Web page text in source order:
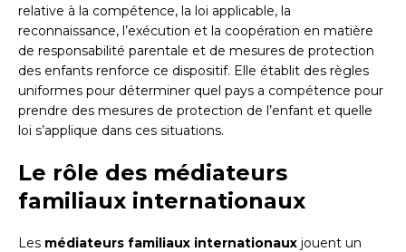
relative à la compétence, la loi applicable, la
reconnaissance, l’exécution et la coopération en matière
de responsabilité parentale et de mesures de protection
des enfants renforce ce dispositif. Elle établit des règles
uniformes pour déterminer quel pays a compétence pour
prendre des mesures de protection de l’enfant et quelle
loi s’applique dans ces situations.
Le rôle des médiateurs
familiaux internationaux
Les médiateurs familiaux internationaux jouent un